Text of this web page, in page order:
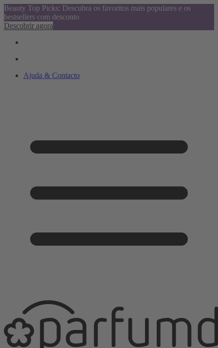
Beauty Top Picks: Descubra os favoritos mais populares e os
bestsellers com desconto
Descobrir agora
Ajuda & Contacto